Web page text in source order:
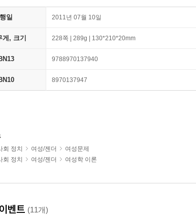
일 2011년 07월 10일
, 크기 228쪽 | 289g | 130*210*20mm
9788970137940
8970137947
회 정치 여성/젠더
여성문제
회 정치 여성/젠더 여성학 이론
벤트 (11개)